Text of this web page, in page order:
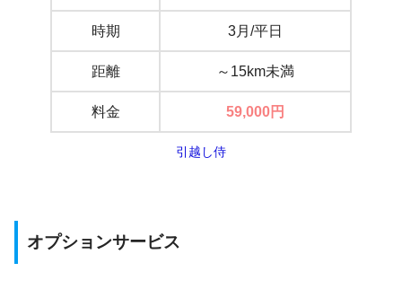
時期 3月/平日
距離 ～15km未満
料金 59,000円
引越し侍
オプションサービス